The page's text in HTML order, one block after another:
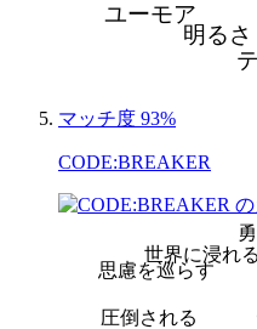
明るさ
ユーモア
マッチ度 93%
CODE:BREAKER
圧倒される
思慮を巡らす
世界に浸れる